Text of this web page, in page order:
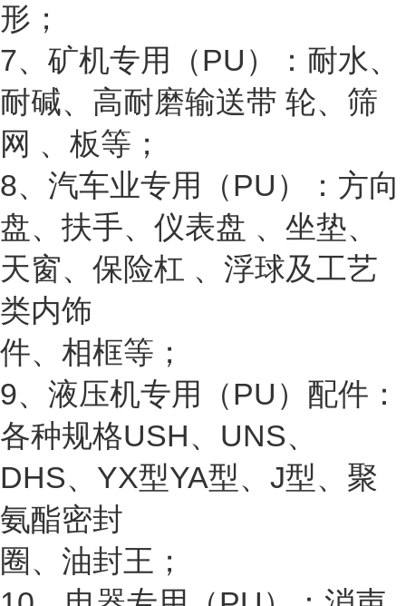
形；
7、矿机专用（PU）：耐水、
耐碱、高耐磨输送带 轮、筛
网 、板等；
8、汽车业专用（PU）：方向
盘、扶手、仪表盘 、坐垫、
天窗、保险杠 、浮球及工艺
类内饰
件、相框等；
9、液压机专用（PU）配件：
各种规格USH、UNS、
DHS、YX型YA型、J型、聚
氨酯密封
圈、油封王；